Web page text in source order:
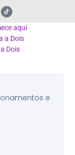
aqui
a Dois
Dois
e